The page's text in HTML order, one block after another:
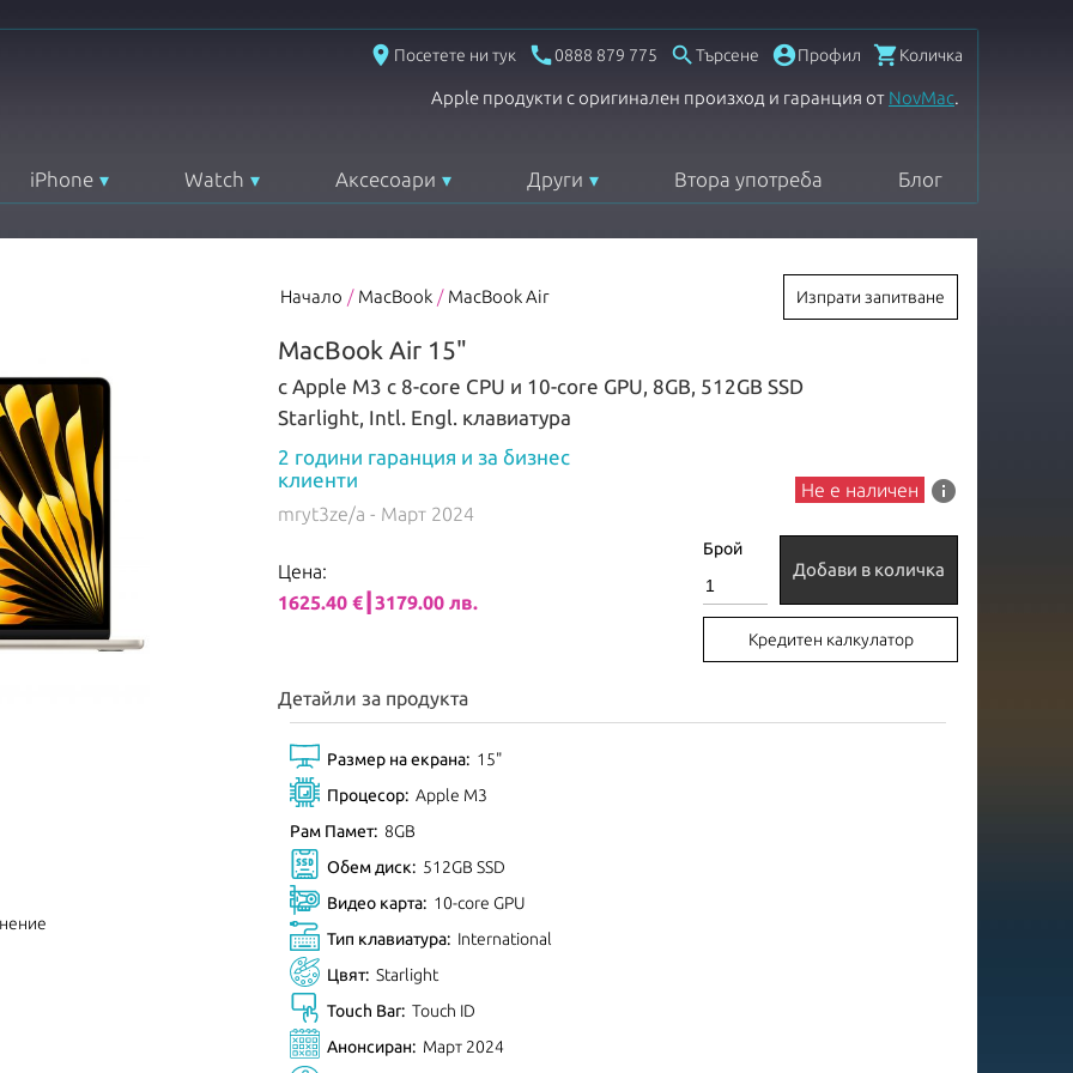
place Посетете ни тук 0888 879 775  Търсене Профил Количка
Apple продукти с оригинален произход и гаранция от NovMac.
iPhone Watch Аксесоари Други Втора употреба Блог
Начало / MacBook / MacBook Air Изпрати запитване
MacBook Air 15"
с Apple M3 с 8-core CPU и 10-core GPU, 8GB, 512GB SSD
Starlight, Intl. Engl. клавиатура
2 години гаранция и за бизнес
клиенти
mryt3ze/a - Март 2024
Цена:
1625.40 €┃3179.00 лв.
Не е наличен info
Брой
Добави в количка
Кредитен калкулатор
Детайли за продукта
Размер на екрана: 15"
Процесор: Apple M3
Рам Памет: 8GB
Обем диск: 512GB SSD
Видео карта: 10-core GPU
Тип клавиатура: International
Цвят: Starlight
Touch Bar: Touch ID
Анонсиран: Март 2024